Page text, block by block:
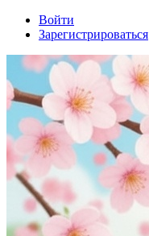
Войти
Зарегистрироваться